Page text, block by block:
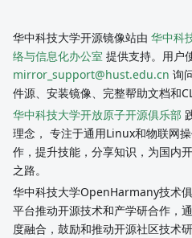
华中科技大学开源镜像站由 华中科
络与信息化办公室 提供支持。用户
mirror_support@hust.edu.cn 询
件源、安装镜像、完整帮助文档和
华中科技大学开放原子开源俱乐部
理念， 专注于通用Linux和物联网
作，提升技能，分享知识，为国内
之路。
华中科技大学OpenHarmany技术
平台推动开源技术和产学研合作，
度融合，鼓励和推动开源社区技术